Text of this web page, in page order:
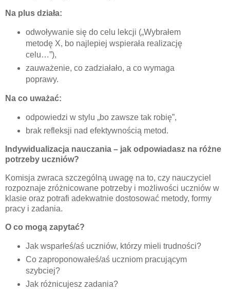
Na plus działa:
odwoływanie się do celu lekcji („Wybrałem
metodę X, bo najlepiej wspierała realizację
celu…”),
zauważenie, co zadziałało, a co wymaga
poprawy.
Na co uważać:
odpowiedzi w stylu „bo zawsze tak robię”,
brak refleksji nad efektywnością metod.
Indywidualizacja nauczania – jak odpowiadasz na różne
potrzeby uczniów?
Komisja zwraca szczególną uwagę na to, czy nauczyciel
rozpoznaje zróżnicowane potrzeby i możliwości uczniów w
klasie oraz potrafi adekwatnie dostosować metody, formy
pracy i zadania.
O co mogą zapytać?
Jak wsparłeś/aś uczniów, którzy mieli trudności?
Co zaproponowałeś/aś uczniom pracującym
szybciej?
Jak różnicujesz zadania?